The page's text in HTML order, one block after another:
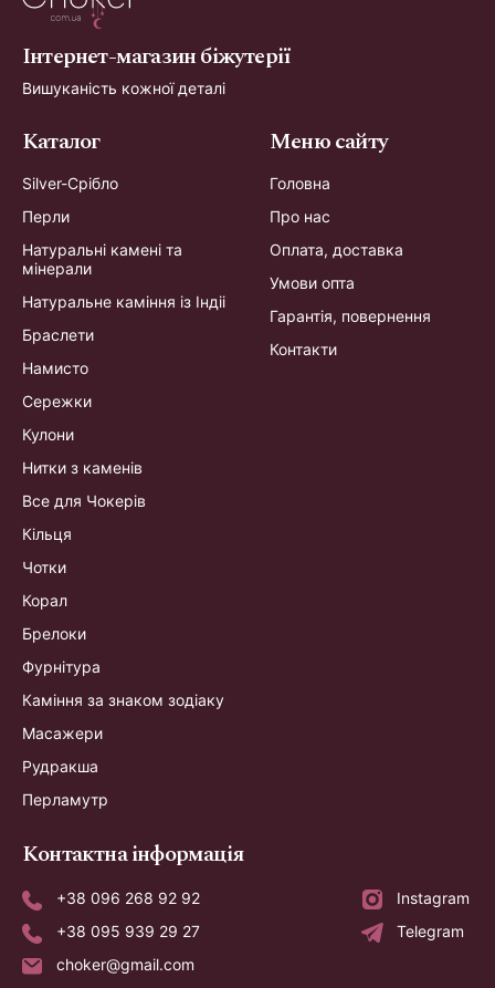
Інтернет-магазин біжутерії
Вишуканість кожної деталі
Каталог
Silver-Срібло
Перли
Натуральні камені та
мінерали
Натуральне каміння із Індіі
Браслети
Намисто
Сережки
Кулони
Нитки з каменів
Все для Чокерів
Кільця
Чотки
Корал
Брелоки
Фурнітура
Каміння за знаком зодіаку
Масажери
Рудракша
Перламутр
Меню сайту
Головна
Про нас
Оплата, доставка
Умови опта
Гарантія, повернення
Контакти
Контактна інформація
+38 096 268 92 92
Instagram
+38 095 939 29 27
Telegram
choker@gmail.com